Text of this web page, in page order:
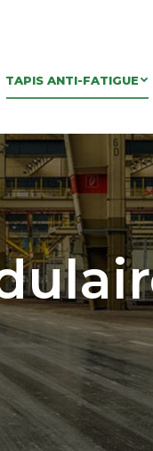
TAPIS ANTI-FATIGUE